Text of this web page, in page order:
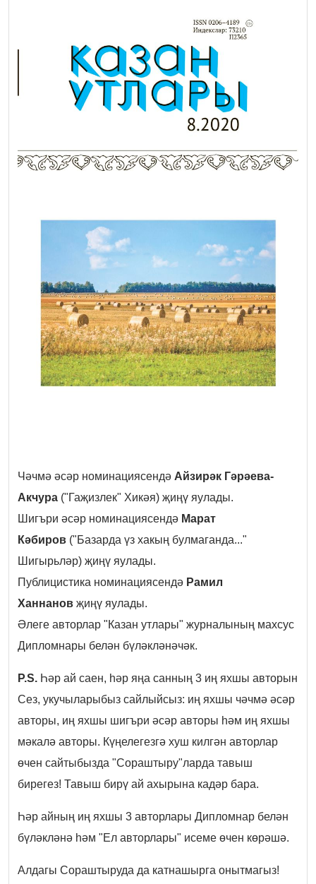
Чәчмә әсәр номинациясендә Айзирәк Гәрәева-
Акчура ("Гаҗизлек" Хикәя) җиңү яулады.
Шигъри әсәр номинациясендә Марат
Кәбиров ("Базарда үз хакың булмаганда..."
Шигырьләр) җиңү яулады.
Публицистика номинациясендә Рамил
Ханнанов җиңү яулады.
Әлеге авторлар "Казан утлары" журналының махсус
Дипломнары белән бүләкләнәчәк.
P.S. Һәр ай саен, һәр яңа санның 3 иң яхшы авторын
Сез, укучыларыбыз сайлыйсыз: иң яхшы чәчмә әсәр
авторы, иң яхшы шигъри әсәр авторы һәм иң яхшы
мәкалә авторы. Күңелегезгә хуш килгән авторлар
өчен сайтыбызда "Сораштыру"ларда тавыш
бирегез! Тавыш бирү ай ахырына кадәр бара.
Һәр айның иң яхшы 3 авторлары Дипломнар белән
бүләкләнә һәм "Ел авторлары" исеме өчен көрәшә.
Алдагы Сораштыруда да катнашырга онытмагыз!